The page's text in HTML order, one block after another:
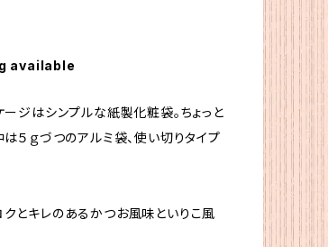
available
ジはシンプルな紙製化粧袋。ちょっと
５ｇづつのアルミ袋、使い切りタイプ
とキレのあるかつお風味といりこ風